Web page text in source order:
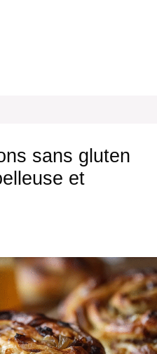
sans gluten
et